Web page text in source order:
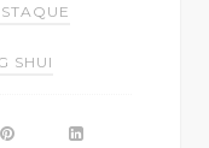
SHUI